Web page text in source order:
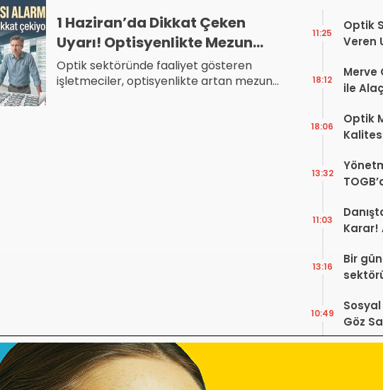
1 Haziran’da Dikkat Çeken
Uyarı! Optisyenlikte Mezun
Sayısı Alarmı
Optik sektöründe faaliyet gösteren
işletmeciler, optisyenlikte artan mezun
Optik
Veren
11:25
Merve
ile
18:12
Optik
18:06
13:32
Karar!
Kararı
11:03
Bir
13:16
Göz
Var?
10:49